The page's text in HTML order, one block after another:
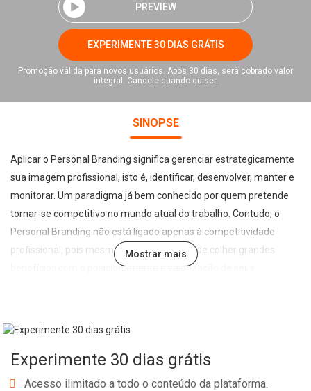
PREVIEW
EXPERIMENTE 30 DIAS GRÁTIS
Promoção válida para novos usuários. Após 30 dias, será cobrado valor
integral. Cancele quando quiser.
SINOPSE
Aplicar o Personal Branding significa gerenciar estrategicamente
sua imagem profissional, isto é, identificar, desenvolver, manter e
monitorar. Um paradigma já bem conhecido por quem pretende
tornar-se competitivo no mundo atual do trabalho. Contudo, o
Personal Branding não está ligado apenas à competitividade
profissional, pois mesmo uma empresa pode colher grandes
benefícios com o posicionamento e valorização de seus
principal objetivo do Personal Branding é atrair oportunidades.
Partindo desse ponto de vista revolucionário, os autores,
combinando um profundo conhecimento do assunto, com uma
Mostrar mais
Experimente 30 dias grátis
Acesso ilimitado a todo o conteúdo da plataforma.